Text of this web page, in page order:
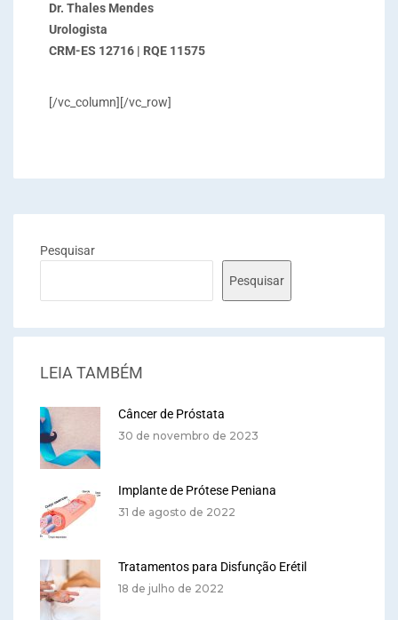
Dr. Thales Mendes
Urologista
CRM-ES 12716 | RQE 11575
[/vc_column][/vc_row]
Pesquisar
Pesquisar
LEIA TAMBÉM
Câncer de Próstata
30 de novembro de 2023
Implante de Prótese Peniana
31 de agosto de 2022
Tratamentos para Disfunção Erétil
18 de julho de 2022